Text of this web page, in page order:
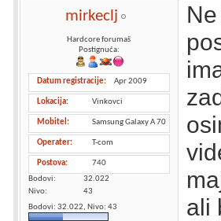
mirkeclj
Hardcore forumaš
Postignuća:
Datum registracije Apr 2009
Lokacija Vinkovci
Mobitel Samsung Galaxy A 70
Operater T-com
Postova
740
Bodovi
32.022
Nivo
43
Bodovi: 32.022, Nivo: 43
ali